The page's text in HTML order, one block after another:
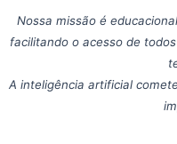
Nossa missão é
facilitando o acesso de
A inteligência artificial